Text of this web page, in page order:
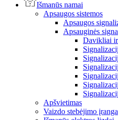
Išmanūs namai
Apsaugos sistemos
Apsaugos
Apsauginės
Davikliai
Apšvietimas
Vaizdo stebėjimo įranga